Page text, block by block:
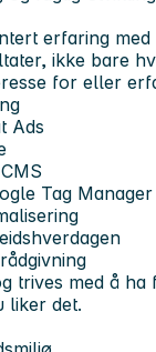
erfaring med
ikke bare
for eller
Ads
Tag Manager
trives med å
liker det.